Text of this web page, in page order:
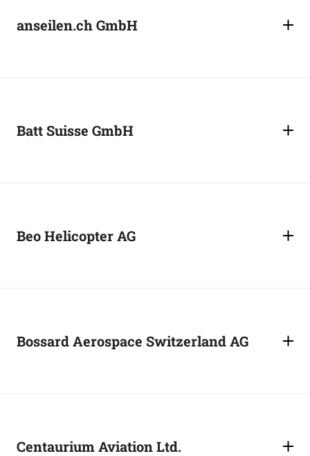
anseilen.ch GmbH
Batt Suisse GmbH
Beo Helicopter AG
Bossard Aerospace Switzerland AG
Centaurium Aviation Ltd.